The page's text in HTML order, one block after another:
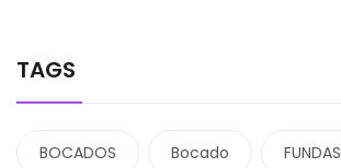
TAGS
BOCADOS Bocado FUNDAS